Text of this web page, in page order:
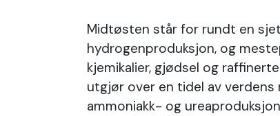
Midtøsten står for rundt en
hydrogenproduksjon, og
kjemikalier, gjødsel og
utgjør over en tidel av
ammoniakk- og